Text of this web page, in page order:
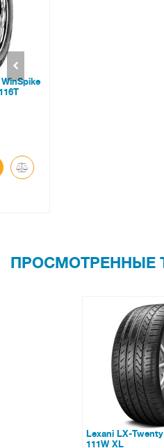
Season 265/50
ПРОСМОТРЕННЫЕ
Lexani LX-
111W XL